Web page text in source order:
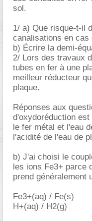
sol.
1/ a) Que risque-t-il
canalisations en cas
b) Écrire la demi-
2/ Lors des travaux
tubes en fer à une
meilleur réducteur
plaque.
Réponses aux
d'oxydoréduction
le fer métal et l'eau
l'acidité de l'eau de
b) J'ai choisi le
les ions Fe3+ parce
prend généralement
Fe3+(aq) / Fe(s)
H+(aq) / H2(g)